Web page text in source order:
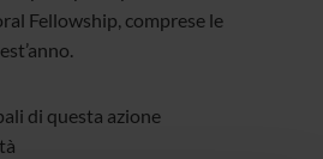
Fellowship, comprese le
di questa azione